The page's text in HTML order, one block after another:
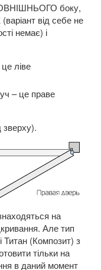
боку,
від себе не
немає) і
ліве
– це праве
на
Але тип
Титан (Композит) з
тільки на
в даний момент